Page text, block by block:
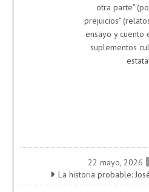
otra parte"
prejuicios"
ensayo y cuento
suplementos
22 mayo, 2026
La historia probable: